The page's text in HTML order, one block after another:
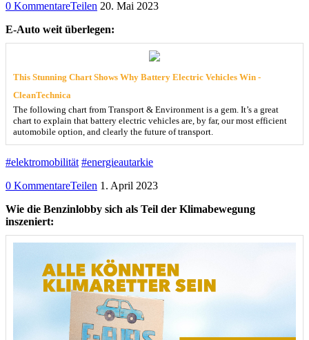
0 KommentareTeilen 20. Mai 2023
E-Auto weit überlegen:
This Stunning Chart Shows Why Battery Electric Vehicles Win -
CleanTechnica
The following chart from Transport & Environment is a gem. It’s a great
chart to explain that battery electric vehicles are, by far, our most efficient
automobile option, and clearly the future of transport.
#elektromobilität #energieautarkie
0 KommentareTeilen 1. April 2023
Wie die Benzinlobby sich als Teil der Klimabewegung
inszeniert: